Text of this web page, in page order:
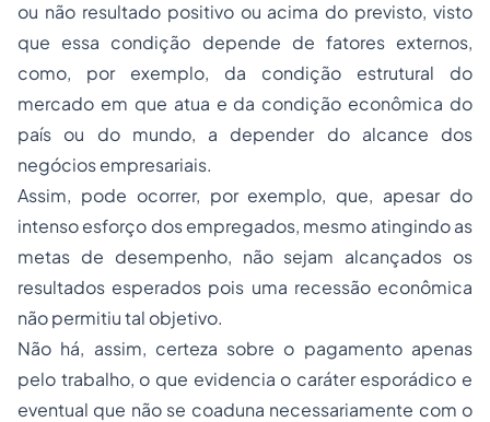
ou não resultado positivo ou acima do previsto, visto
que essa condição depende de fatores externos,
como, por exemplo, da condição estrutural do
mercado em que atua e da condição econômica do
país ou do mundo, a depender do alcance dos
negócios empresariais.
Assim, pode ocorrer, por exemplo, que, apesar do
intenso esforço dos empregados, mesmo atingindo as
metas de desempenho, não sejam alcançados os
resultados esperados pois uma recessão econômica
não permitiu tal objetivo.
Não há, assim, certeza sobre o pagamento apenas
pelo trabalho, o que evidencia o caráter esporádico e
eventual que não se coaduna necessariamente com o